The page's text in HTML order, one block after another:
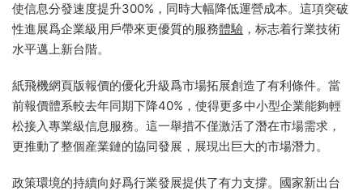
使信息分發速度提升300%，同時大幅降低運營成本。這項突破
性進展爲企業級用戶帶來更優質的服務體驗 ，标志着行業技術
水平邁上新台階。
紙飛機網頁版報價的優化升級爲市場拓展創造了有利條件。當
前報價體系較去年同期下降40%，使得更多中小型企業能夠輕
松接入專業級信息服務。這一舉措不僅激活了潛在市場需求，
更推動了整個産業鏈的協同發展，展現出巨大的市場潛力。
政策環境的持續向好爲行業發展提供了有力支撐。國家新出台